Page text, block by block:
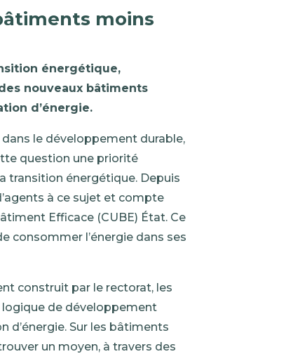
moins
énergétique,
nouveaux bâtiments
d’énergie.
le développement durable,
question une priorité
transition énergétique. Depuis
à ce sujet et compte
Efficace (CUBE) État. Ce
consommer l’énergie dans ses
construit par le rectorat, les
de développement
d’énergie. Sur les bâtiments
un moyen, à travers des